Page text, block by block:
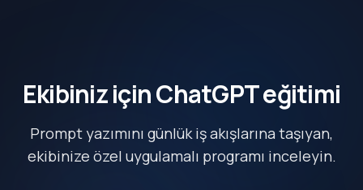
Ekibiniz için ChatGPT eğitimi
Prompt yazımını günlük iş akışlarına taşıyan,
ekibinize özel uygulamalı programı inceleyin.